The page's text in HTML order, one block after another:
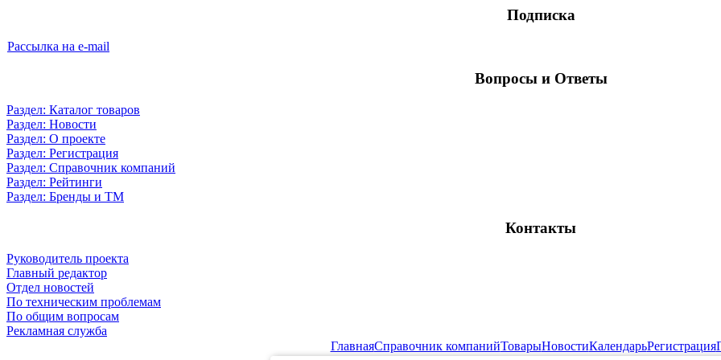
Подписка
Рассылка на e-mail
Вопросы и Ответы
Раздел: Каталог товаров
Раздел: Новости
Раздел: О проекте
Раздел: Регистрация
Раздел: Справочник компаний
Раздел: Рейтинги
Раздел: Бренды и ТМ
Контакты
Руководитель проекта
Главный редактор
Отдел новостей
По техническим проблемам
По общим вопросам
Рекламная служба
ГлавнаяСправочник компанийТоварыНовостиКалендарьРегистрация